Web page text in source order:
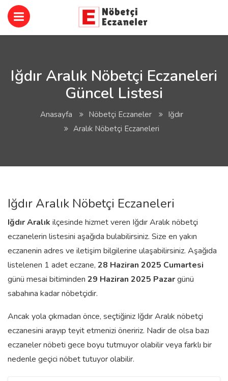
Iğdır Aralık Nöbetçi Eczaneleri
Güncel Listesi
Anasayfa Nöbetçi Eczaneler
Iğdır
Aralık Nöbetçi Eczaneleri
Iğdır Aralık Nöbetçi Eczaneleri
IğdırAralık ilçesinde hizmet veren Iğdır Aralık nöbetçi
eczanelerin listesini aşağıda bulabilirsiniz. Size en yakın
eczanenin adres ve iletişim bilgilerine ulaşabilirsiniz. Aşağıda
listelenen 1 adet eczane, 28 Haziran 2025 Cumartesi
günü mesai bitiminden 29 Haziran 2025 Pazargünü
sabahına kadar nöbetçidir.
Ancak yola çıkmadan önce, seçtiğiniz Iğdır Aralık nöbetçi
eczanesini arayıp teyit etmenizi öneririz. Nadir de olsa bazı
eczaneler nöbeti gece boyu tutmuyor olabilir veya farklı bir
nedenle geçici nöbet tutuyor olabilir.